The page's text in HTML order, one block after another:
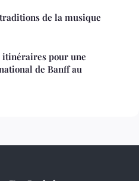
de la musique
pour une
de Banff au